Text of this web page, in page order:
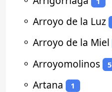
⚬ Arroyo de la Luz
⚬ Arroyo de la Miel
⚬ Arroyomolinos 5
⚬ Artana 1